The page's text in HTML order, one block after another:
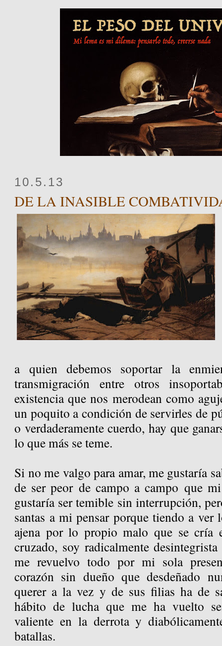
10.5.13
DE LA INASIBLE
a quien debemos soportar la
transmigración entre otros
existencia que nos merodean como
un poquito a condición de servirles de
o verdaderamente cuerdo, hay que
lo que más se teme.
Si no me valgo para amar, me gustaría
de ser peor de campo a campo que
gustaría ser temible sin interrupción,
santas a mi pensar porque tiendo a ver
ajena por lo propio malo que se cría
cruzado, soy radicalmente
me revuelvo todo por mi sola
corazón sin dueño que desdeñado
querer a la vez y de sus filias ha de
hábito de lucha que me ha vuelto
valiente en la derrota y
batallas.